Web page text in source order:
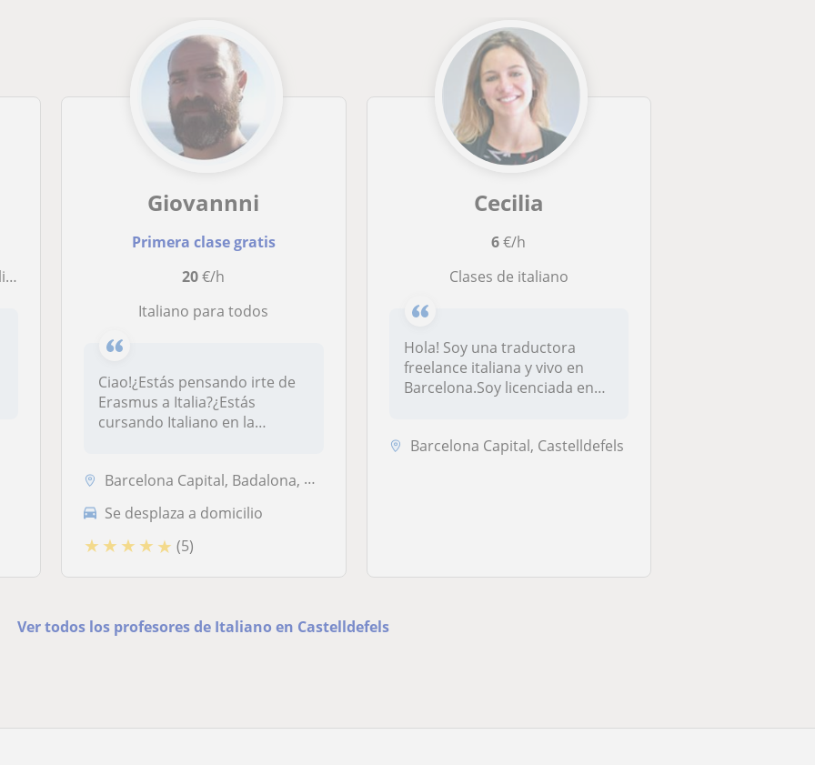
Giovannni
Primera clase gratis
20€/h
Italiano para todos
Ciao!¿Estás pensando irte de
Erasmus a Italia?¿Estás
cursando Italiano en la
Barcelona Capital, Badalona, Castelldefels, Hospitalet de Llobregat, S...
Se desplaza a domicilio
★ ★ ★ ★ ★ (5)
Cecilia
6€/h
Clases de italiano
Hola! Soy una traductora
freelance italiana y vivo en
Barcelona.Soy licenciada en
Barcelona Capital, Castelldefels
Ver todos los profesores de Italiano en Castelldefels